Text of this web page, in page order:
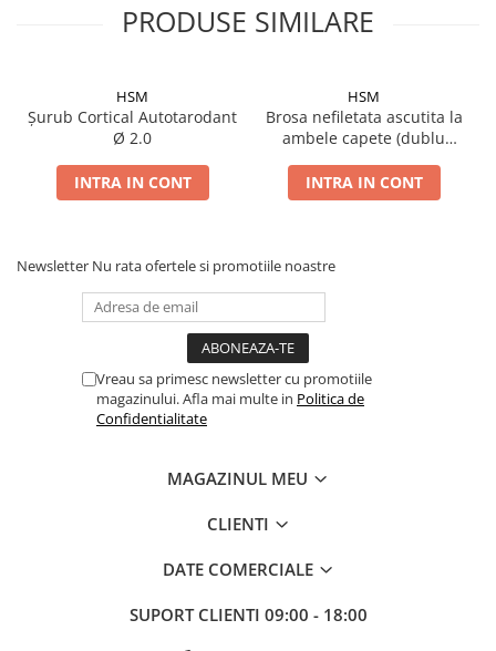
PRODUSE SIMILARE
HSM
Șurub Cortical Autotarodant
Ø 2.0
INTRA IN CONT
HSM
Brosa nefiletata ascutita la
ambele capete (dublu
INTRA IN CONT
Newsletter Nu rata ofertele si promotiile noastre
Vreau sa primesc newsletter cu promotiile
magazinului. Afla mai multe in Politica de
Confidentialitate
MAGAZINUL MEU
CLIENTI
DATE COMERCIALE
SUPORT CLIENTI 09:00 - 18:00